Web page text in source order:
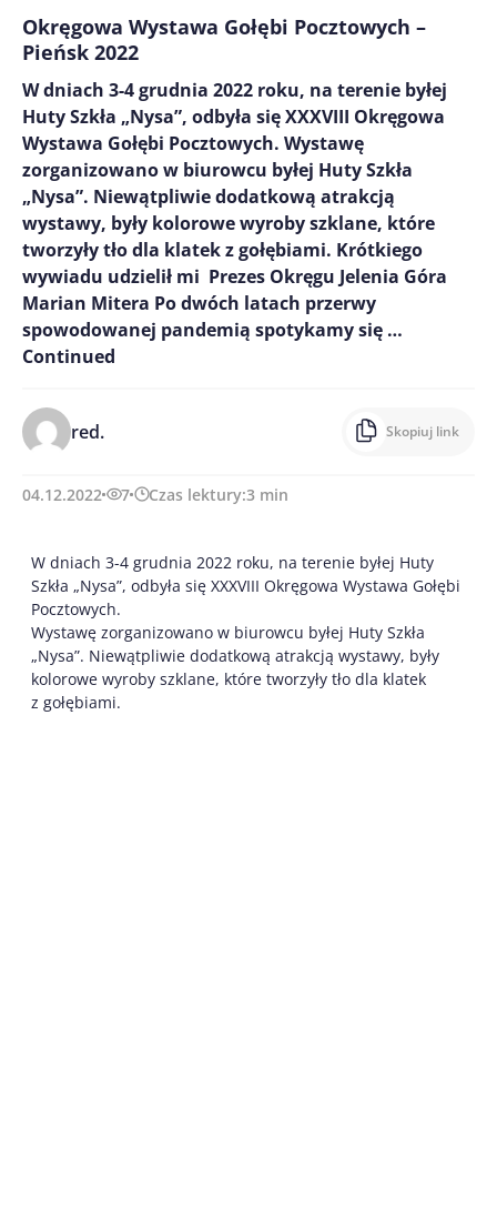
Okręgowa Wystawa Gołębi Pocztowych –
Pieńsk 2022
W dniach 3-4 grudnia 2022 roku, na terenie byłej
Huty Szkła „Nysa”, odbyła się XXXVIII Okręgowa
Wystawa Gołębi Pocztowych. Wystawę
zorganizowano w biurowcu byłej Huty Szkła
„Nysa”. Niewątpliwie dodatkową atrakcją
wystawy, były kolorowe wyroby szklane, które
tworzyły tło dla klatek z gołębiami. Krótkiego
wywiadu udzielił mi Prezes Okręgu Jelenia Góra
Marian Mitera Po dwóch latach przerwy
spowodowanej pandemią spotykamy się …
Continued
red. Skopiuj link
04.12.2022 7 Czas lektury:3 min
W dniach 3-4 grudnia 2022 roku, na terenie byłej Huty
Szkła „Nysa”, odbyła się XXXVIII Okręgowa Wystawa Gołębi
Pocztowych.
Wystawę zorganizowano w biurowcu byłej Huty Szkła
„Nysa”. Niewątpliwie dodatkową atrakcją wystawy, były
kolorowe wyroby szklane, które tworzyły tło dla klatek
z gołębiami.